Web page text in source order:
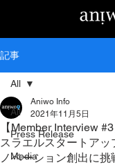
記事
All
Press Release
Media
All
【Member Interview
スラエルスタートアッ
ノベーション創出に
Aniwo Info
2021年11月5日